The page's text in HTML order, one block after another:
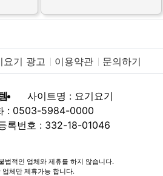
요기 광고 이용약관 문의하기
사이트명 : 요기요기
: 0503-5984-0000
록번호 : 332-18-01046
법적인 업체와 제휴를 하지 않습니다.
업체만 제휴가능 합니다.